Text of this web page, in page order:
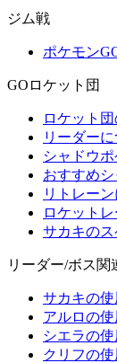
ジム戦
ポケモン
GOロケット団
ロケット
リーダー
シャドウ
おすすめ
リトレー
ロケット
サカキの
リーダー/ボス関
サカキの
アルロの
シエラの
クリフの